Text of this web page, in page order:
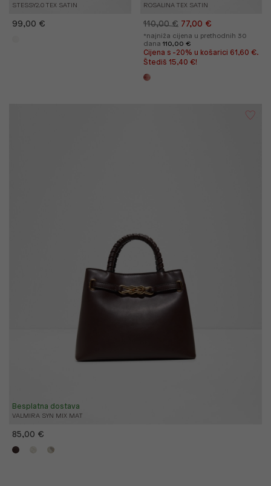
STESSY2.0 TEX SATIN
99,00 €
ROSALINA TEX SATIN
110,00 € 77,00 €
*najniža cijena u prethodnih 30
dana 110,00 €
Cijena s -20% u košarici 61,60 €.
Štediš 15,40 €!
VALMIRA SYN MIX MAT
Besplatna dostava
85,00 €